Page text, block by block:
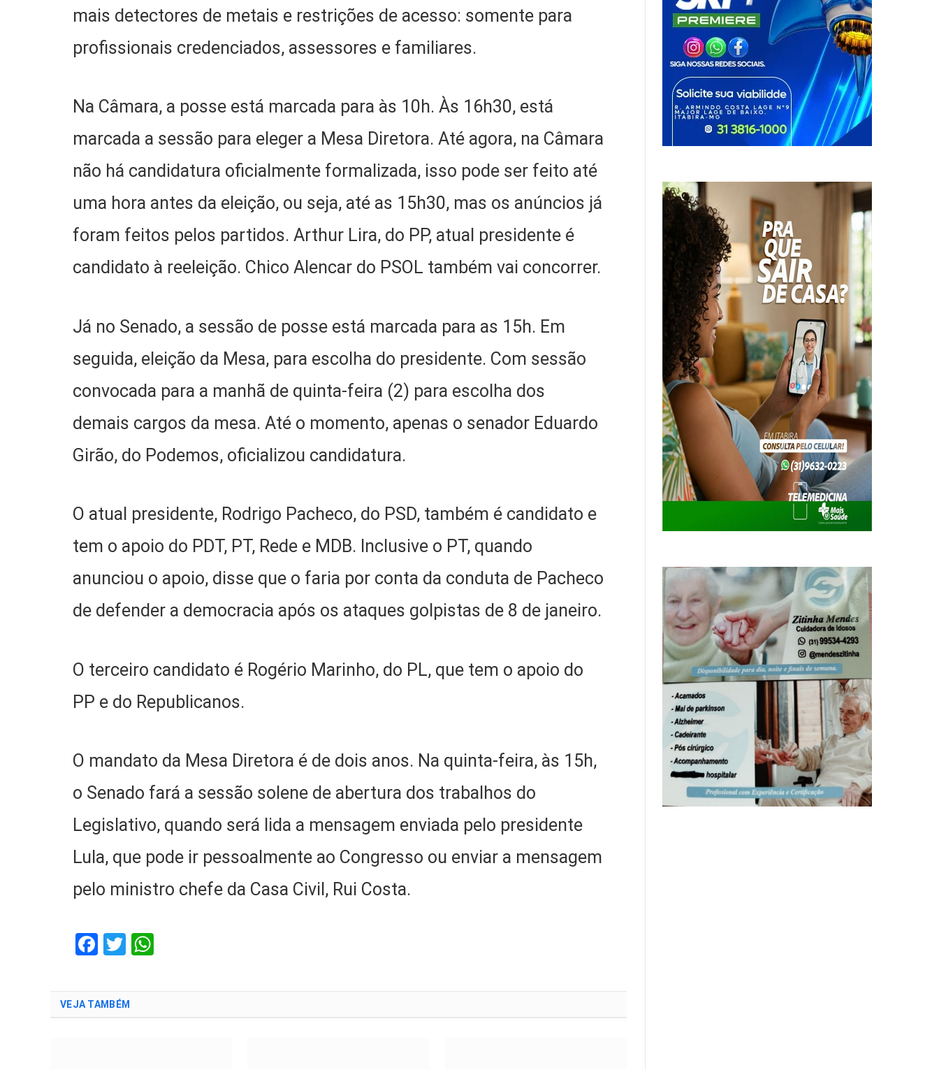
mais detectores de metais e restrições de acesso: somente para
profissionais credenciados, assessores e familiares.
Na Câmara, a posse está marcada para às 10h. Às 16h30, está
marcada a sessão para eleger a Mesa Diretora. Até agora, na Câmara
não há candidatura oficialmente formalizada, isso pode ser feito até
uma hora antes da eleição, ou seja, até as 15h30, mas os anúncios já
foram feitos pelos partidos. Arthur Lira, do PP, atual presidente é
candidato à reeleição. Chico Alencar do PSOL também vai concorrer.
Já no Senado, a sessão de posse está marcada para as 15h. Em
seguida, eleição da Mesa, para escolha do presidente. Com sessão
convocada para a manhã de quinta-feira (2) para escolha dos
demais cargos da mesa. Até o momento, apenas o senador Eduardo
Girão, do Podemos, oficializou candidatura.
O atual presidente, Rodrigo Pacheco, do PSD, também é candidato e
tem o apoio do PDT, PT, Rede e MDB. Inclusive o PT, quando
anunciou o apoio, disse que o faria por conta da conduta de Pacheco
de defender a democracia após os ataques golpistas de 8 de janeiro.
O terceiro candidato é Rogério Marinho, do PL, que tem o apoio do
PP e do Republicanos.
O mandato da Mesa Diretora é de dois anos. Na quinta-feira, às 15h,
o Senado fará a sessão solene de abertura dos trabalhos do
Legislativo, quando será lida a mensagem enviada pelo presidente
Lula, que pode ir pessoalmente ao Congresso ou enviar a mensagem
pelo ministro chefe da Casa Civil, Rui Costa.
Facebook
Twitter
VEJA TAMBÉM